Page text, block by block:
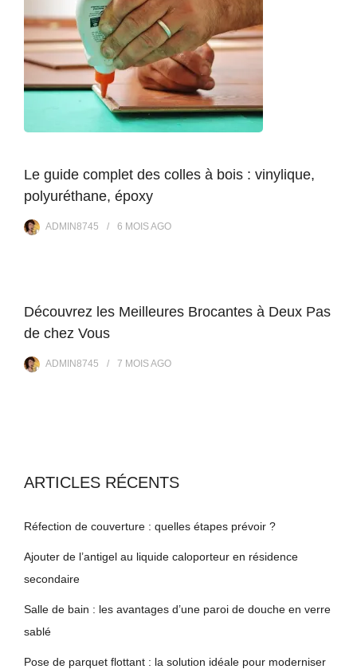
Le guide complet des colles à bois : vinylique,
polyuréthane, époxy
ADMIN8745 6 MOISAGO
Découvrez les Meilleures Brocantes à Deux Pas
de chez Vous
ADMIN8745 7 MOISAGO
ARTICLES RÉCENTS
Réfection de couverture : quelles étapes prévoir ?
Ajouter de l’antigel au liquide caloporteur en résidence
secondaire
Salle de bain : les avantages d’une paroi de douche en verre
sablé
Pose de parquet flottant : la solution idéale pour moderniser